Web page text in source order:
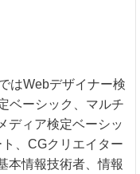
はWebデザイナー検
ベーシック、マルチ
ディア検定ベーシッ
、CGクリエイター
本情報技術者、情報